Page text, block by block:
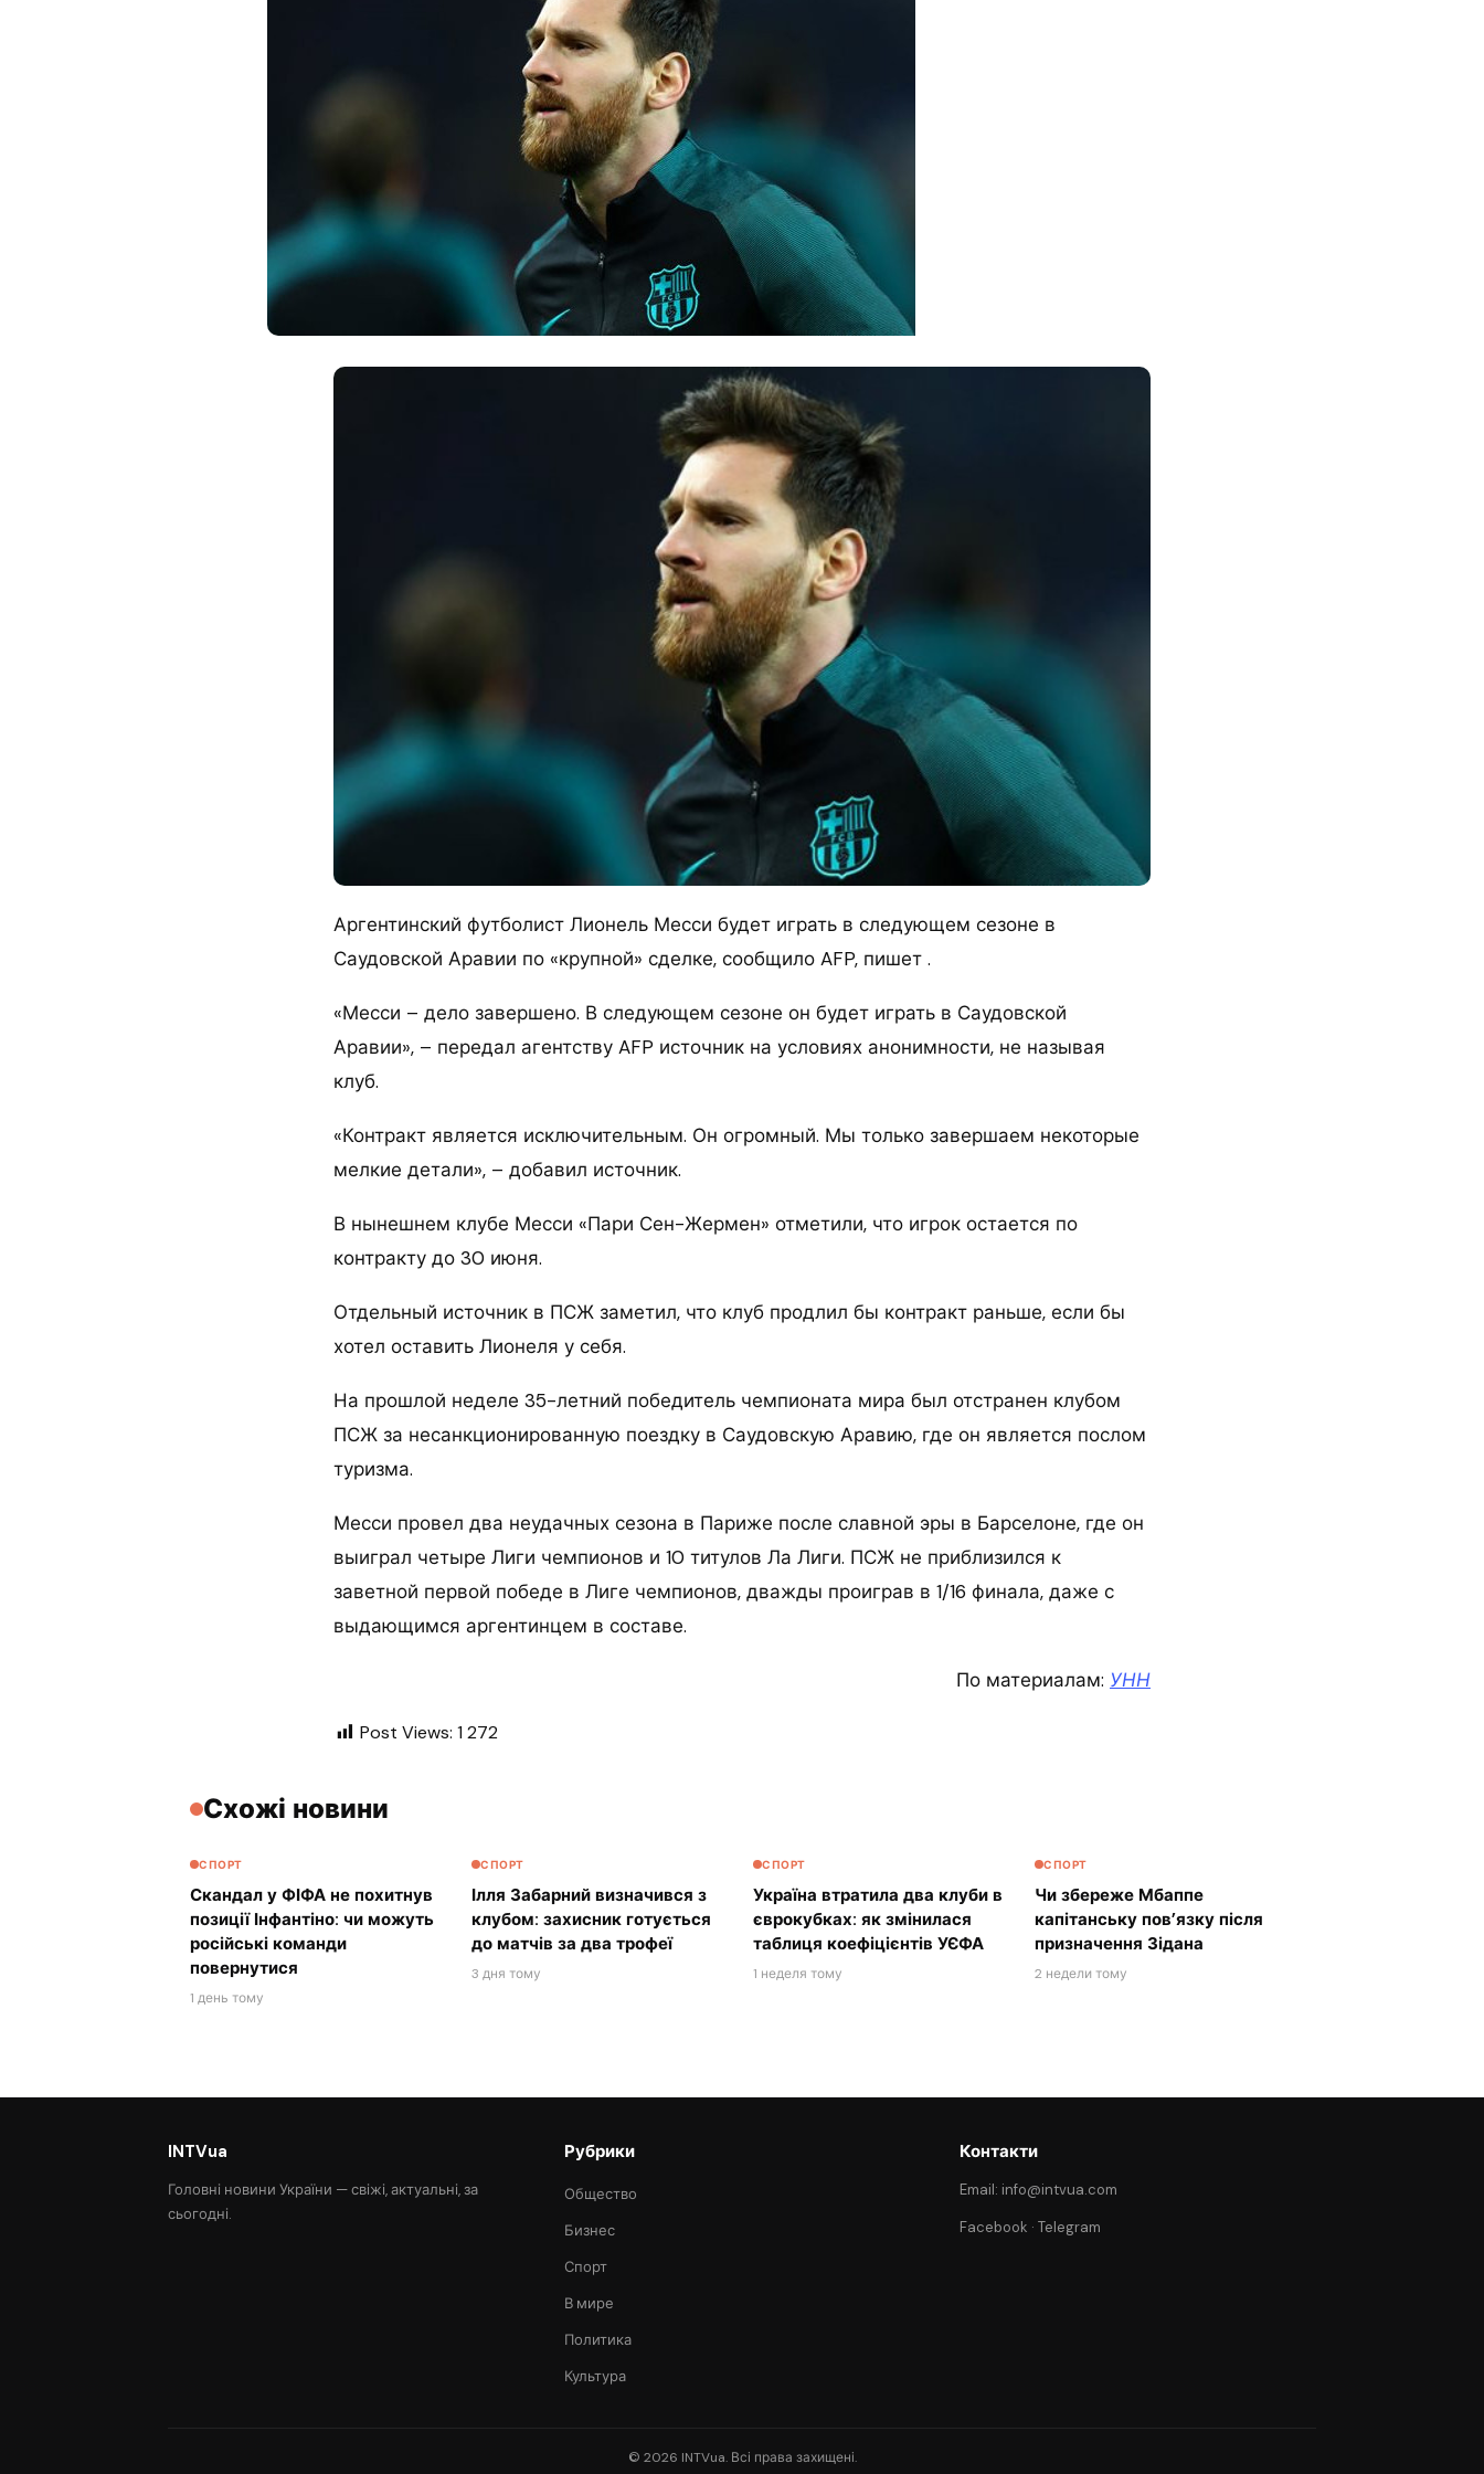
Аргентинский футболист Лионель Месси будет играть в следующем сезоне в
Саудовской Аравии по «крупной» сделке, сообщило AFP, пишет .
«Месси – дело завершено. В следующем сезоне он будет играть в Саудовской
Аравии», – передал агентству AFP источник на условиях анонимности, не называя
клуб.
«Контракт является исключительным. Он огромный. Мы только завершаем некоторые
мелкие детали», – добавил источник.
В нынешнем клубе Месси «Пари Сен-Жермен» отметили, что игрок остается по
контракту до 30 июня.
Отдельный источник в ПСЖ заметил, что клуб продлил бы контракт раньше, если бы
хотел оставить Лионеля у себя.
На прошлой неделе 35-летний победитель чемпионата мира был отстранен клубом
ПСЖ за несанкционированную поездку в Саудовскую Аравию, где он является послом
туризма.
Месси провел два неудачных сезона в Париже после славной эры в Барселоне, где он
выиграл четыре Лиги чемпионов и 10 титулов Ла Лиги. ПСЖ не приблизился к
заветной первой победе в Лиге чемпионов, дважды проиграв в 1/16 финала, даже с
выдающимся аргентинцем в составе.
По материалам: УНН
Post Views: 1 272
Схожі новини
СПОРТ
Скандал у ФІФА не похитнув
позиції Інфантіно: чи можуть
російські команди
повернутися
1 день тому
СПОРТ
Ілля Забарний визначився з
клубом: захисник готується
до матчів за два трофеї
3 дня тому
СПОРТ
Україна втратила два клуби в
єврокубках: як змінилася
таблиця коефіцієнтів УЄФА
1 неделя тому
СПОРТ
Чи збереже Мбаппе
капітанську пов’язку після
призначення Зідана
2 недели тому
INTVua
Головні новини України — свіжі, актуальні, за
сьогодні.
Рубрики
Общество
Бизнес
Спорт
В мире
Политика
Культура
Контакти
Email: info@intvua.com
Facebook ·Telegram
© 2026 INTVua. Всі права захищені.